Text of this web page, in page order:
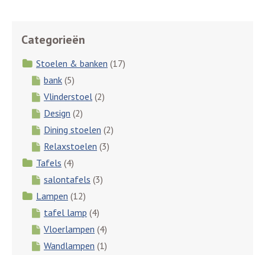
Categorieën
Stoelen & banken (17)
bank (5)
Vlinderstoel (2)
Design (2)
Dining stoelen (2)
Relaxstoelen (3)
Tafels (4)
salontafels (3)
Lampen (12)
tafel lamp (4)
Vloerlampen (4)
Wandlampen (1)